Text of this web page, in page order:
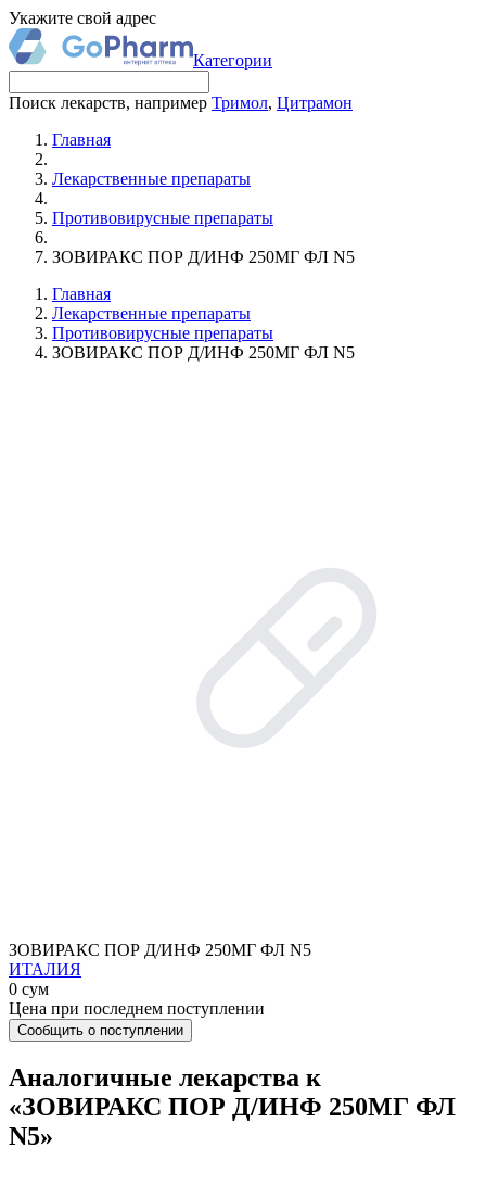
Укажите свой адрес
Категории
Поиск лекарств, например Тримол, Цитрамон
Главная
Лекарственные препараты
Противовирусные препараты
ЗОВИРАКС ПОР Д/ИНФ 250МГ ФЛ N5
Главная
Лекарственные препараты
Противовирусные препараты
ЗОВИРАКС ПОР Д/ИНФ 250МГ ФЛ N5
ЗОВИРАКС ПОР Д/ИНФ 250МГ ФЛ N5
ИТАЛИЯ
0 сум
Цена при последнем поступлении
Сообщить о поступлении
Аналогичные лекарства к
«ЗОВИРАКС ПОР Д/ИНФ 250МГ ФЛ
N5»